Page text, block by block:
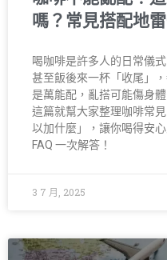
嗎？常見搭配地
喝咖啡是許多人的日常儀
甚至飯後來一杯「收尾」
是萬能配，亂搭可能傷身
這篇就幫大家整理咖啡常
以加什麼」，讓你喝得安
FAQ 一次解答！
3 7 月, 2025